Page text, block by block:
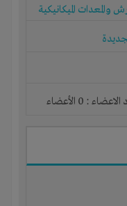
والمعدات الميكانيكية
: 0 الأعضاء